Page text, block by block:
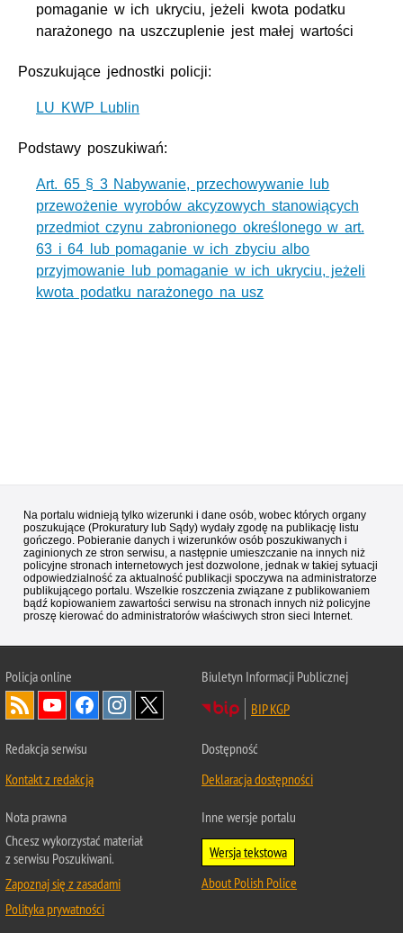
pomaganie w ich ukryciu, jeżeli kwota podatku
narażonego na uszczuplenie jest małej wartości
Poszukujące jednostki policji:
LU KWP Lublin
Podstawy poszukiwań:
Art. 65 § 3 Nabywanie, przechowywanie lub
przewożenie wyrobów akcyzowych stanowiących
przedmiot czynu zabronionego określonego w art.
63 i 64 lub pomaganie w ich zbyciu albo
przyjmowanie lub pomaganie w ich ukryciu, jeżeli
kwota podatku narażonego na usz
Na portalu widnieją tylko wizerunki i dane osób, wobec których organy
poszukujące (Prokuratury lub Sądy) wydały zgodę na publikację listu
gończego. Pobieranie danych i wizerunków osób poszukiwanych i
zaginionych ze stron serwisu, a następnie umieszczanie na innych niż
policyjne stronach internetowych jest dozwolone, jednak w takiej sytuacji
odpowiedzialność za aktualność publikacji spoczywa na administratorze
publikującego portalu. Wszelkie roszczenia związane z publikowaniem
bądź kopiowaniem zawartości serwisu na stronach innych niż policyjne
proszę kierować do administratorów właściwych stron sieci Internet.
Policjaonline
Biuletyn Informacji Publicznej
BIP KGP
Redakcja serwisu
Kontakt z redakcją
Dostępność
Deklaracja dostępności
Nota prawna
Chcesz wykorzystać materiał
z serwisu Poszukiwani.
Zapoznaj się z zasadami
Polityka prywatności
Inne wersje portalu
Wersja tekstowa
About Polish Police